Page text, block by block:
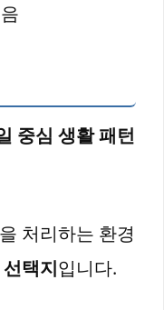
중심 생활 패턴
처리하는 환경
택지입니다.